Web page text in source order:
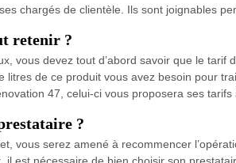
chargés de clientèle. Ils sont joignables
retenir ?
vous devez tout d’abord savoir que le
de ce produit vous avez besoin pour
47, celui-ci vous proposera ses tarifs
?
vous serez amené à recommencer
est nécessaire de bien choisir son